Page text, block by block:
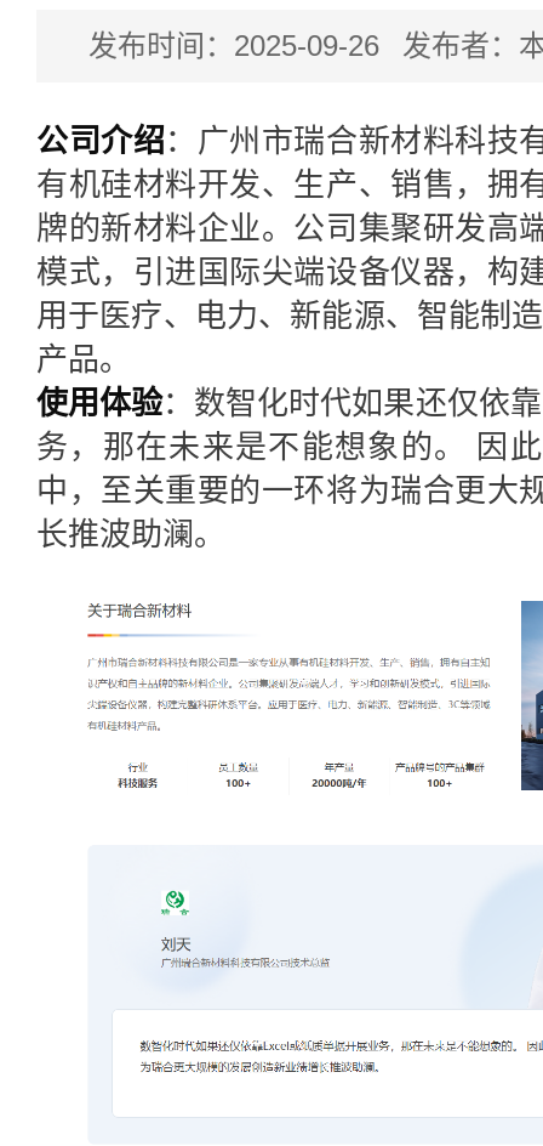
发布时间：2025-09-26 发布者：
公司介绍：广州市瑞合新材料科技
有机硅材料开发、生产、销售，拥
牌的新材料企业。公司集聚研发高
模式，引进国际尖端设备仪器，构
用于医疗、电力、新能源、智能制
产品。
使用体验： 数智化时代如果还仅依
务，那在未来是不能想象的。 因
中，至关重要的一环将为瑞合更大
长推波助澜。